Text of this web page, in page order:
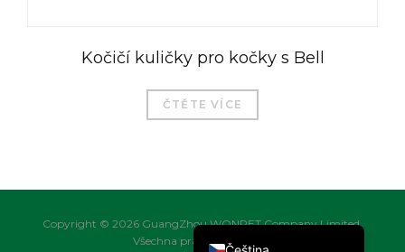
Kočičí kuličky pro kočky s Bell
ČTĚTE VÍCE
Copyright © 2026 GuangZhou WONPET Company Limited.
Všechna práva vyhrazena.
English
Deutsch
Italiano
Русский